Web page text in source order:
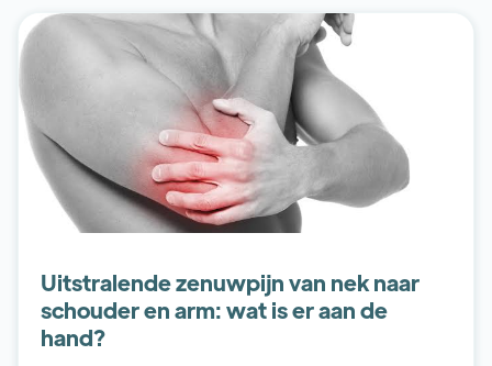
Uitstralende zenuwpijn van nek naar
schouder en arm: wat is er aan de
hand?